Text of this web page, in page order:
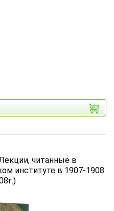
читанные в
институте в 1907-1908